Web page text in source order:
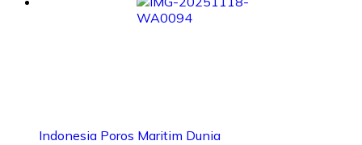
Indonesia Poros Maritim Dunia